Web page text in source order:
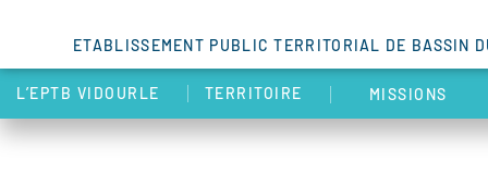
ETABLISSEMENT PUBLIC TERRITORIAL DE BASSIN
L’EPTB VIDOURLE TERRITOIRE MISSIONS